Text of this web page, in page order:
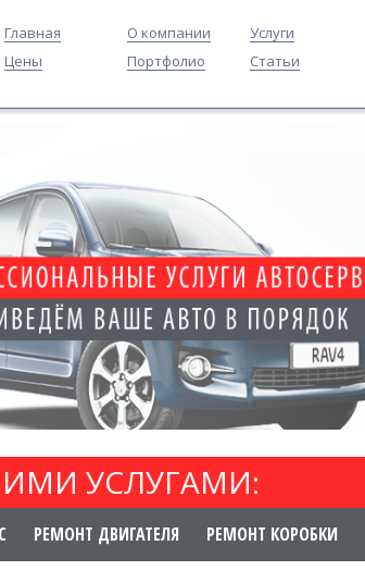
Главная О компании Услуги
Цены
Портфолио Статьи
УСЛУГАМИ:
РЕМОНТ ДВИГАТЕЛЯ РЕМОНТ КОРОБКИ